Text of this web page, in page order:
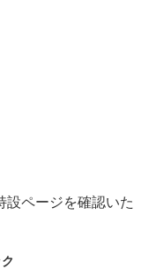
ページを確認いた